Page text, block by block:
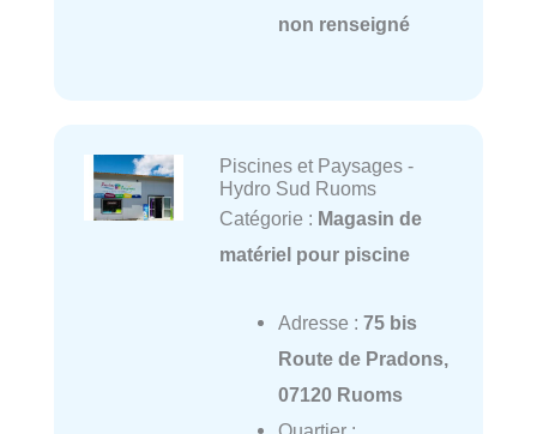
non renseigné
Piscines et Paysages -
Hydro Sud Ruoms
Catégorie : Magasin de
matériel pour piscine
Adresse : 75 bis
Route de Pradons,
07120 Ruoms